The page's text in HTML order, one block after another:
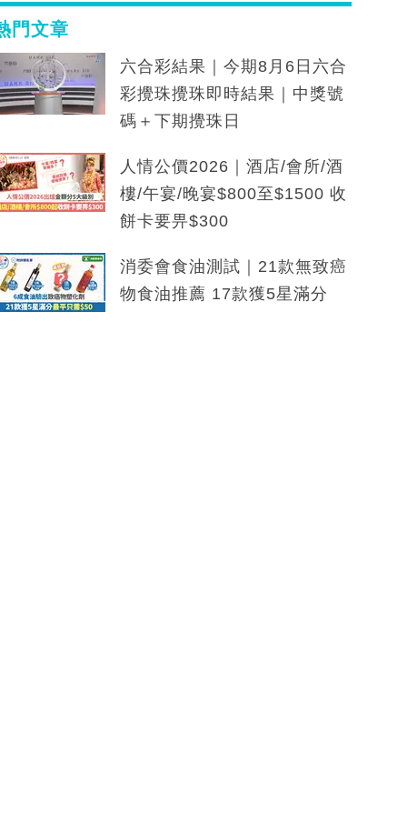
門文章
六合彩結果｜今期8月6日六合
彩攪珠攪珠即時結果｜中獎號
碼＋下期攪珠日
人情公價2026｜酒店/會所/酒
樓/午宴/晚宴$800至$1500 收
餅卡要畀$300
消委會食油測試｜21款無致癌
物食油推薦 17款獲5星滿分